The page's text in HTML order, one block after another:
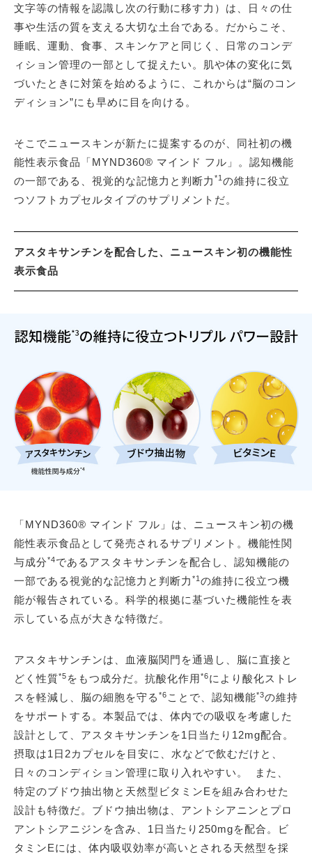
文字等の情報を認識し次の行動に移す力）は、日々の仕
事や生活の質を支える大切な土台である。だからこそ、
睡眠、運動、食事、スキンケアと同じく、日常のコンデ
ィション管理の一部として捉えたい。肌や体の変化に気
づいたときに対策を始めるように、これからは“脳のコン
ディション”にも早めに目を向ける。
そこでニュースキンが新たに提案するのが、同社初の機
能性表示食品「MYND360® マインド フル」。認知機能
の一部である、視覚的な記憶力と判断力 *1 の維持に役立
つソフトカプセルタイプのサプリメントだ。
アスタキサンチンを配合した、ニュースキン初の機能性
表示食品
「MYND360® マインド フル」は、ニュースキン初の機
能性表示食品として発売されるサプリメント。機能性関
与成分*4であるアスタキサンチンを配合し、認知機能の
一部である視覚的な記憶力と判断力 *1 の維持に役立つ機
能が報告されている。科学的根拠に基づいた機能性を表
示している点が大きな特徴だ。
アスタキサンチンは、血液脳関門を通過し、脳に直接と
どく性質*5 をもつ成分だ。抗酸化作用*6により酸化ストレ
スを軽減し、脳の細胞を守る *6 ことで、認知機能*3の維持
をサポートする。本製品では、体内での吸収を考慮した
設計として、アスタキサンチンを1日当たり12mg配合。
摂取は1日2カプセルを目安に、水などで飲むだけと、
日々のコンディション管理に取り入れやすい。 また、
特定のブドウ抽出物と天然型ビタミンEを組み合わせた
設計も特徴だ。ブドウ抽出物は、アントシアニンとプロ
アントシアニジンを含み、1日当たり250mgを配合。ビ
タミンEには、体内吸収効率が高いとされる天然型を採